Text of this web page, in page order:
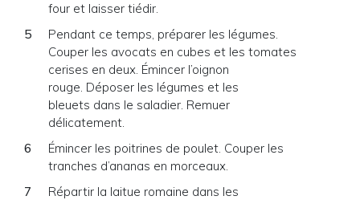
four et laisser tiédir.
Pendant ce temps, préparer les légumes.
Couper les avocats en cubes et les tomates
cerises en deux. Émincer l’oignon
rouge. Déposer les légumes et les
bleuets dans le saladier. Remuer
délicatement.
Émincer les poitrines de poulet. Couper les
tranches d’ananas en morceaux.
Répartir la laitue romaine dans les